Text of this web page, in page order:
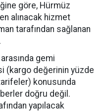
göre, Hürmüz
alınacak hizmet
tarafından sağlanan
gemi
(kargo değerinin yüzde
konusunda
doğru değil.
yapılacak